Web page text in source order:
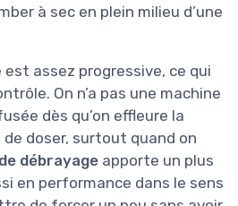
à sec en plein milieu d’une
assez progressive, ce qui
On n’a pas une machine
dès qu’on effleure la
doser, surtout quand on
débrayage apporte un plus
en performance dans le sens